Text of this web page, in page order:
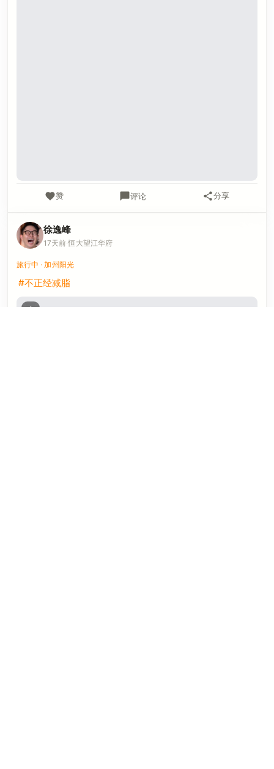
赞 评论 分享
徐逸峰
17天前·恒大望江华府
旅行中 · 加州阳光
#不正经减脂